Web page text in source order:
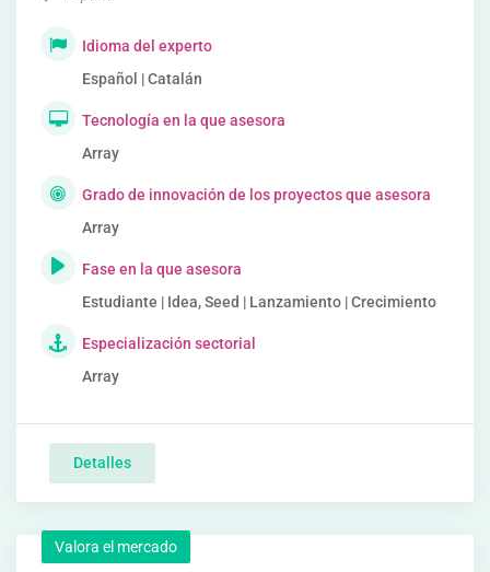
Idioma del experto
Español | Catalán
Tecnología en la que asesora
Array
Grado de innovación de los proyectos que asesora
Array
Fase en la que asesora
Estudiante | Idea, Seed | Lanzamiento | Crecimiento
Especialización sectorial
Array
Detalles
Valora el mercado